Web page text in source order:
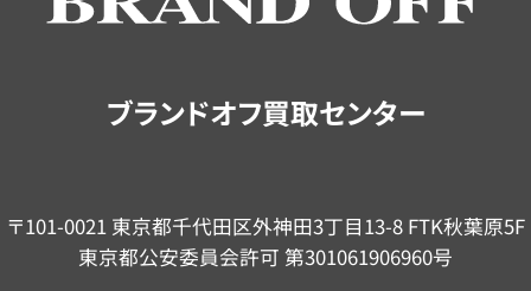
ブランドオフ買取センター
〒101-0021 東京都千代田区外神田3丁目13-8 FTK秋葉原5F
東京都公安委員会許可 第301061906960号